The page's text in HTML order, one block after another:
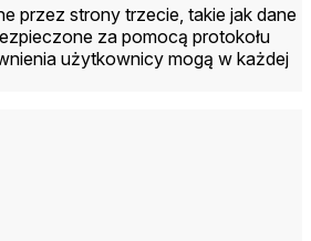
przez strony trzecie, takie jak dane
za pomocą protokołu
użytkownicy mogą w każdej